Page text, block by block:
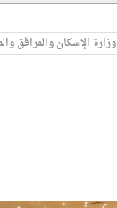
وزارة الإسكان والمرافق